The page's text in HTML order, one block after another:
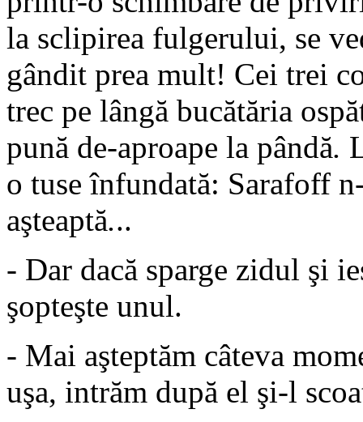
la sclipirea fulgerului, se
gândit prea mult! Cei trei
trec pe lângă bucătăria
pună de-aproape la pândă.
o tuse înfundată: Sarafoff
aşteaptă...
- Dar dacă sparge zidul şi
şopteşte unul.
- Mai aşteptăm câteva
uşa, intrăm după el şi-l